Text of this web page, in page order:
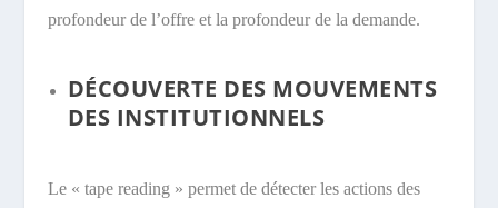
profondeur de l’offre et la profondeur de la demande.
DÉCOUVERTE DES MOUVEMENTS
DES INSTITUTIONNELS
Le « tape reading » permet de détecter les actions des